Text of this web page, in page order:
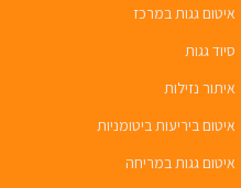
איטום גגות במרכז
סיוד גגות
איתור נזילות
איטום ביריעות ביטומניות
איטום גגות במריחה